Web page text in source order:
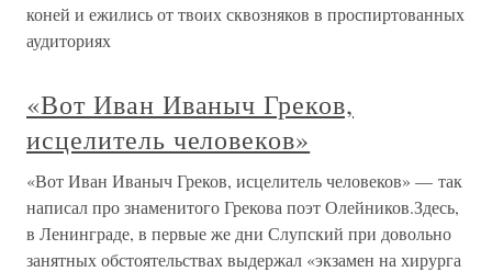
коней и ежились от твоих сквозняков в проспиртованных
аудиториях
«Вот Иван Иваныч Греков,
исцелитель человеков»
«Вот Иван Иваныч Греков, исцелитель человеков» — так
написал про знаменитого Грекова поэт Олейников.Здесь,
в Ленинграде, в первые же дни Слупский при довольно
занятных обстоятельствах выдержал «экзамен на хирурга